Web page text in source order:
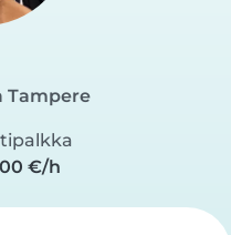
Tampere
€/h